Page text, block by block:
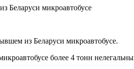
из Беларуси микроавтобусе.
более 4 тонн